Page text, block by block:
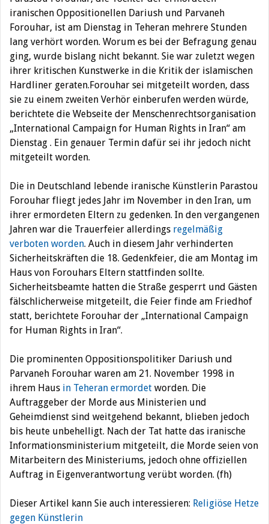
iranischen Oppositionellen Dariush und Parvaneh
Forouhar, ist am Dienstag in Teheran mehrere Stunden
lang verhört worden. Worum es bei der Befragung genau
ging, wurde bislang nicht bekannt. Sie war zuletzt wegen
ihrer kritischen Kunstwerke in die Kritik der islamischen
Hardliner geraten.Forouhar sei mitgeteilt worden, dass
sie zu einem zweiten Verhör einberufen werden würde,
berichtete die Webseite der Menschenrechtsorganisation
„International Campaign for Human Rights in Iran“ am
Dienstag . Ein genauer Termin dafür sei ihr jedoch nicht
mitgeteilt worden.
Die in Deutschland lebende iranische Künstlerin Parastou
Forouhar fliegt jedes Jahr im November in den Iran, um
ihrer ermordeten Eltern zu gedenken. In den vergangenen
Jahren war die Trauerfeier allerdings regelmäßig
verboten worden. Auch in diesem Jahr verhinderten
Sicherheitskräften die 18. Gedenkfeier, die am Montag im
Haus von Forouhars Eltern stattfinden sollte.
Sicherheitsbeamte hatten die Straße gesperrt und Gästen
fälschlicherweise mitgeteilt, die Feier finde am Friedhof
statt, berichtete Forouhar der „International Campaign
for Human Rights in Iran“.
Die prominenten Oppositionspolitiker Dariush und
Parvaneh Forouhar waren am 21. November 1998 in
ihrem Haus in Teheran ermordet worden. Die
Auftraggeber der Morde aus Ministerien und
Geheimdienst sind weitgehend bekannt, blieben jedoch
bis heute unbehelligt. Nach der Tat hatte das iranische
Informationsministerium mitgeteilt, die Morde seien von
Mitarbeitern des Ministeriums, jedoch ohne offiziellen
Auftrag in Eigenverantwortung verübt worden. (fh)
Dieser Artikel kann Sie auch interessieren: Religiöse Hetze
gegen Künstlerin